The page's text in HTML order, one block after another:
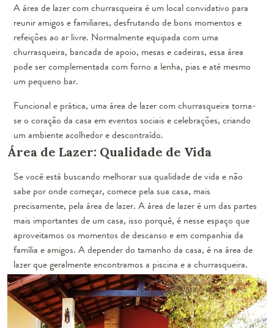
A área de lazer com churrasqueira é um local convidativo para
reunir amigos e familiares, desfrutando de bons momentos e
refeições ao ar livre. Normalmente equipada com uma
churrasqueira, bancada de apoio, mesas e cadeiras, essa área
pode ser complementada com forno a lenha, pias e até mesmo
um pequeno bar.
Funcional e prática, uma área de lazer com churrasqueira torna-
se o coração da casa em eventos sociais e celebrações, criando
um ambiente acolhedor e descontraído.
Área de Lazer: Qualidade de Vida
Se você está buscando melhorar sua qualidade de vida e não
sabe por onde começar, comece pela sua casa, mais
precisamente, pela área de lazer. A área de lazer é um das partes
mais importantes de um casa, isso porquê, é nesse espaço que
aproveitamos os momentos de descanso e em companhia da
família e amigos. A depender do tamanho da casa, é na área de
lazer que geralmente encontramos a piscina e a churrasqueira.